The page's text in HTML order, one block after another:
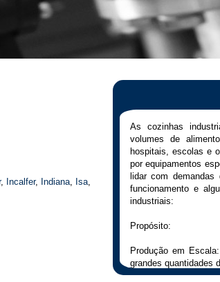
, Incalfer, Indiana, Isa,
As cozinhas
volumes de
hospitais, escolas e
por equipamentos
lidar com
funcionamento e
industriais:
Propósito:
Produção em
grandes quantidades
Diversidade de